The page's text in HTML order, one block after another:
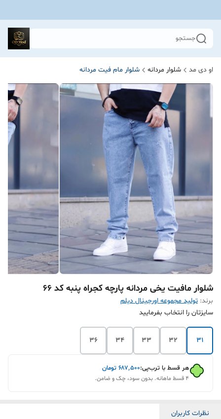
جستجو
او دی مد شلوار مردانه شلوار مام فیت مردانه
شلوار مافیت یخی مردانه پارچه کجراه پنبه کد ۶۶
برند: تولید مجموعه اورجینال دیلم
سایزتان را انتخاب بفرمایید
31
32
33
34
36
هر قسط با ترب‌پی:۶۸۷٬۵۰۰ تومان
۴ قسط ماهانه. بدون سود، چک و ضامن.
نظرات کاربران